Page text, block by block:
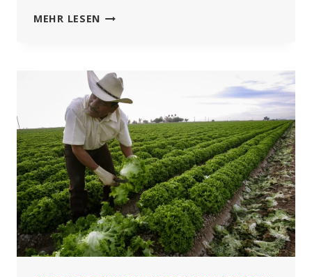
MEHR LESEN SHEDDING
RNA-I
MPFUNG V
ON N
UTZ- U
ND W
ILDTIEREN?